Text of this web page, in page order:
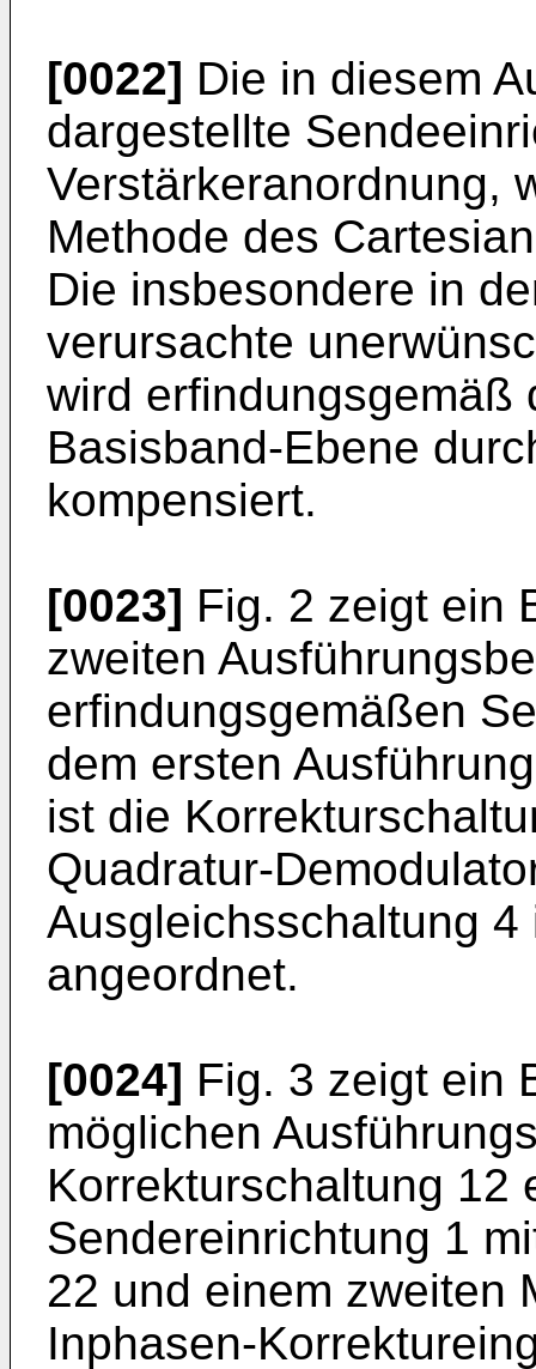
[0022] Die in diesem
dargestellte
Verstärkeranordnung,
Methode des
Die insbesondere in
verursachte
wird erfindungsgemäß
Basisband-Ebene
kompensiert.
[0023] Fig. 2 zeigt ein
zweiten
erfindungsgemäßen
dem ersten
ist die
Quadratur-
Ausgleichsschaltung
angeordnet.
[0024] Fig. 3 zeigt ein
möglichen
Korrekturschaltung 12
Sendereinrichtung 1
22 und einem zweiten
Inphasen-